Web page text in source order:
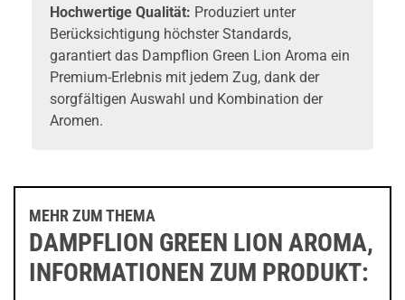
Hochwertige Qualität: Produziert unter
Berücksichtigung höchster Standards,
garantiert das Dampflion Green Lion Aroma ein
Premium-Erlebnis mit jedem Zug, dank der
sorgfältigen Auswahl und Kombination der
Aromen.
MEHR ZUM THEMA
DAMPFLION GREEN LION AROMA,
INFORMATIONEN ZUM PRODUKT: